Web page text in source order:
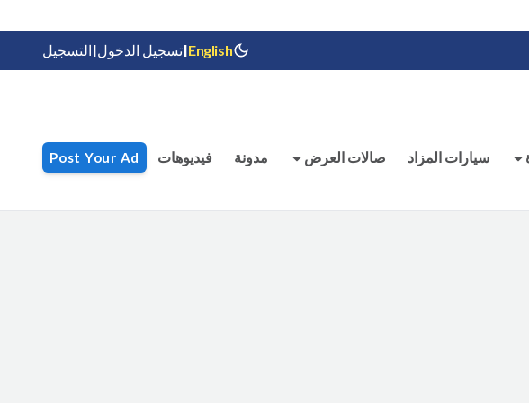
English
|تسجيل الدخول|التسجيل
سيارات المزاد صالات العرض مدونة فيديوهات Post Your Ad